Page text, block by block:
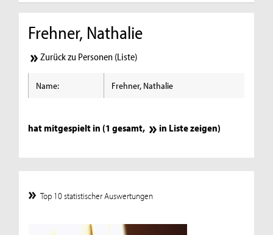
Frehner, Nathalie
Zurück zu Personen (Liste)
Name: Frehner, Nathalie
hat mitgespielt in (1 gesamt, in Liste zeigen)
Top 10 statistischer Auswertungen